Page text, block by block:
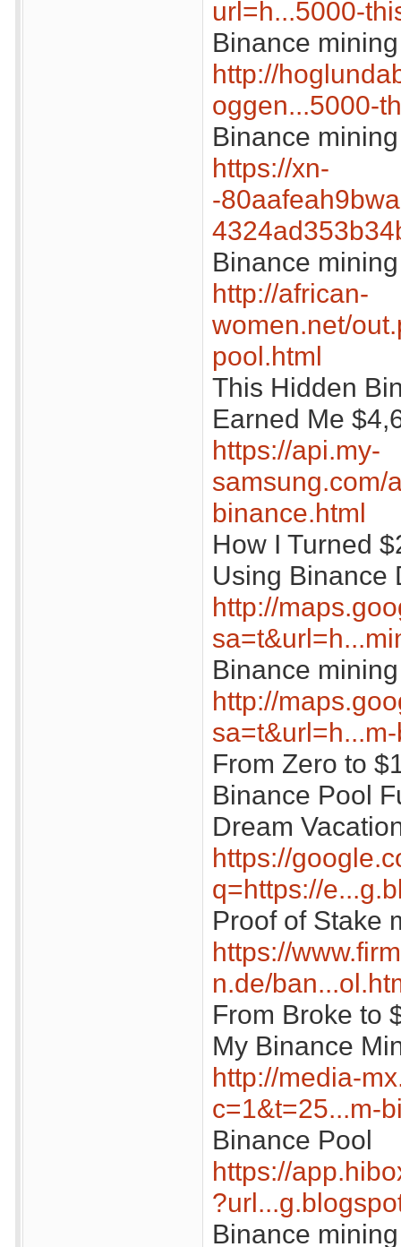
url=h...5000-
Binance
http://
oggen...5000-
Binance
https://xn-
-
Binance
http://african-
women.net/
pool.html
This Hidden
Earned Me
https://api.my-
samsung.com/
binance.html
How I Turned
Using Binance
http://
Binance
http://
From Zero to
Binance Pool
Dream
https://
q=https://
Proof of Stake
https://
n.de/
From Broke to
My Binance
http://media-
c=1&t=25...m-
Binance Pool
https://
Binance